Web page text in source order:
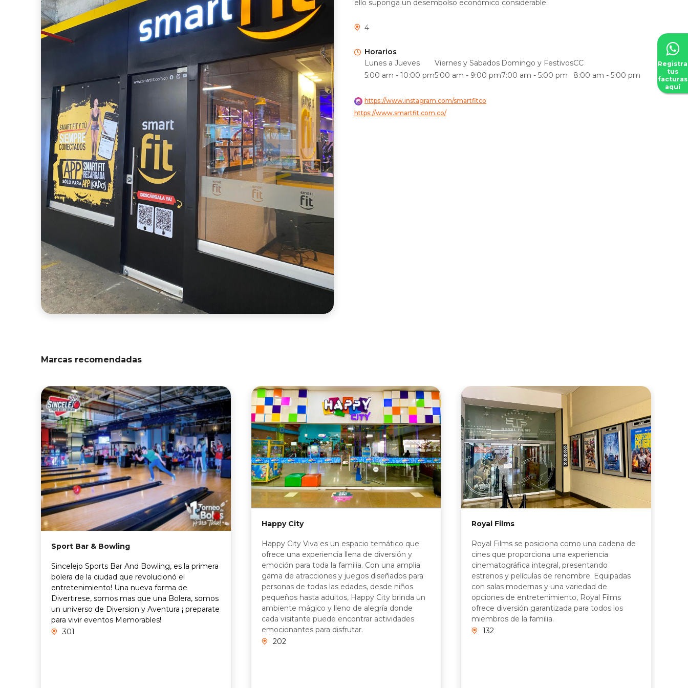
ello suponga un desembolso económico considerable.
4
Horarios
Lunes a Jueves
5:00 am - 10:00 pm
Viernes y Sabados
5:00 am - 9:00 pm
Domingo y Festivos
7:00 am - 5:00 pm
CC
8:00 am - 5:00 pm
https://www.instagram.com/smartfitco
https://www.smartfit.com.co/
Marcas recomendadas
Sport Bar & Bowling
Sincelejo Sports Bar And Bowling, es la primera
bolera de la ciudad que revolucionó el
entretenimiento! Una nueva forma de
Divertirese, somos mas que una Bolera, somos
un universo de Diversion y Aventura ¡ preparate
para vivir eventos Memorables!
301
Happy City
Happy City Viva es un espacio temático que
ofrece una experiencia llena de diversión y
emoción para toda la familia. Con una amplia
gama de atracciones y juegos diseñados para
personas de todas las edades, desde niños
pequeños hasta adultos, Happy City brinda un
ambiente mágico y lleno de alegría donde
cada visitante puede encontrar actividades
emocionantes para disfrutar.
202
Royal Films
Royal Films se posiciona como una cadena de
cines que proporciona una experiencia
cinematográfica integral, presentando
estrenos y películas de renombre. Equipadas
con salas modernas y una variedad de
opciones de entretenimiento, Royal Films
ofrece diversión garantizada para todos los
miembros de la familia.
132
Registra
tus
facturas
aquí